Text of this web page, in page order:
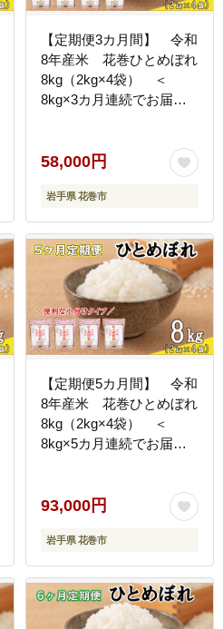
【定期便3カ月間】 令和
8年産米 花巻ひとめぼれ
8kg（2kg×4袋） ＜
8kg×3カ月連続でお届け
58,000円
岩手県 花巻市
【定期便5カ月間】 令和
8年産米 花巻ひとめぼれ
8kg（2kg×4袋） ＜
8kg×5カ月連続でお届け
93,000円
岩手県 花巻市